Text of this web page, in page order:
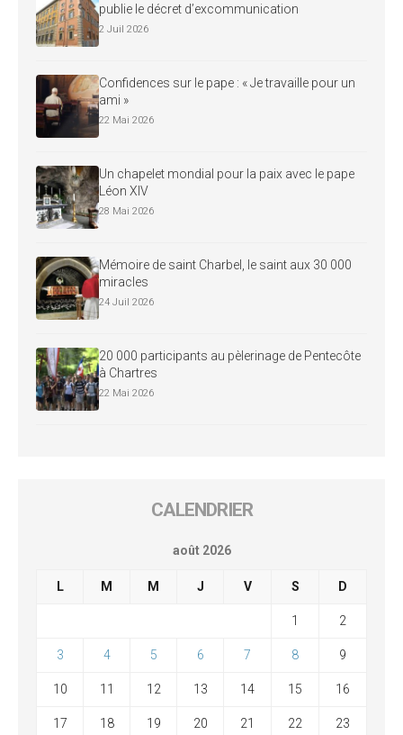
publie le décret d’excommunication
2 Juil 2026
Confidences sur le pape : « Je travaille pour un
ami »
22 Mai 2026
Un chapelet mondial pour la paix avec le pape
Léon XIV
28 Mai 2026
Mémoire de saint Charbel, le saint aux 30 000
miracles
24 Juil 2026
20 000 participants au pèlerinage de Pentecôte
à Chartres
22 Mai 2026
CALENDRIER
août 2026
L M M J V S D
1 2
3 4 5 6 7 8 9
10 11 12 13 14 15 16
17 18 19 20 21 22 23